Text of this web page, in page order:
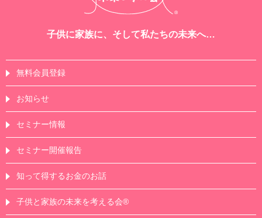
子供に家族に、そして私たちの未来へ…
無料会員登録
お知らせ
セミナー情報
セミナー開催報告
知って得するお金のお話
子供と家族の未来を考える会®